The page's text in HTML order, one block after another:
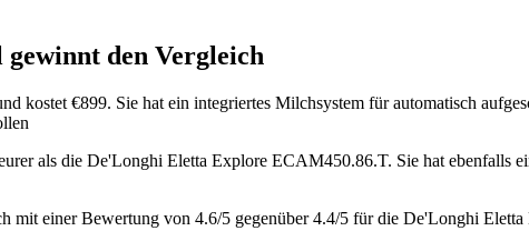
gewinnt den Vergleich
kostet €899. Sie hat ein integriertes Milchsystem für automatisch
als die De'Longhi Eletta Explore ECAM450.86.T. Sie hat ebenfalls
mit einer Bewertung von 4.6/5 gegenüber4.4/5 für die De'Longhi